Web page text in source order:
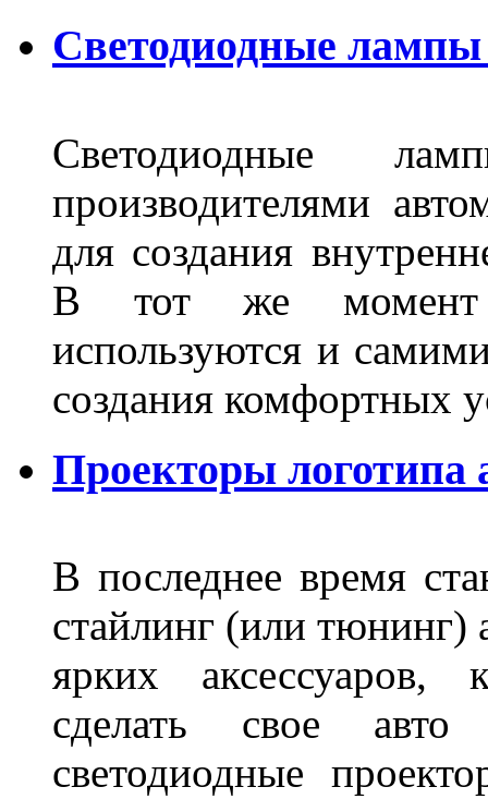
Светодиодные
Светодиодные
производителями
для создания
В тот же момент
используются и
создания комфортных
Проекторы логотипа
В последнее время
стайлинг (или тюнинг)
ярких аксессуаров,
сделать свое
светодиодные